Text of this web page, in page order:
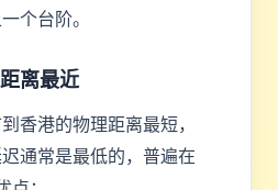
个台阶。
离最近
香港的物理距离最短，
通常是最低的，普遍在